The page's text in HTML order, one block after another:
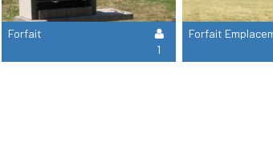
Forfait
1
Forfait